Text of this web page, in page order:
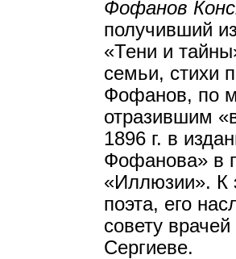
Фофанов
получивший
«Тени и
семьи, стихи
Фофанов, по
отразившим
1896 г. в
Фофанова» в
«Иллюзии». К
поэта, его
совету
Сергиеве.